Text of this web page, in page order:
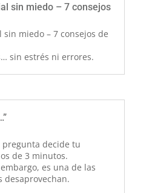
sin miedo – 7 consejos
miedo – 7 consejos de
sin estrés ni errores.
pregunta decide tu
de 3 minutos.
es una de las
desaprovechan.